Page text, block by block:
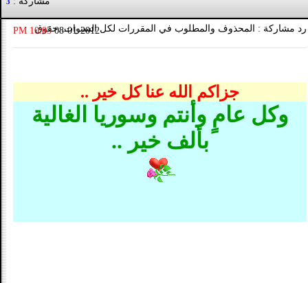
رد مشاركة : المحذوف والمطلوب في المقررات لكل السنوات..حقوق
08-01-2012
10:05 PM
جزاكم الله عنا كل خير ..
وكل عامٍ وأنتم وسوريا الغالية
بألف خير ..